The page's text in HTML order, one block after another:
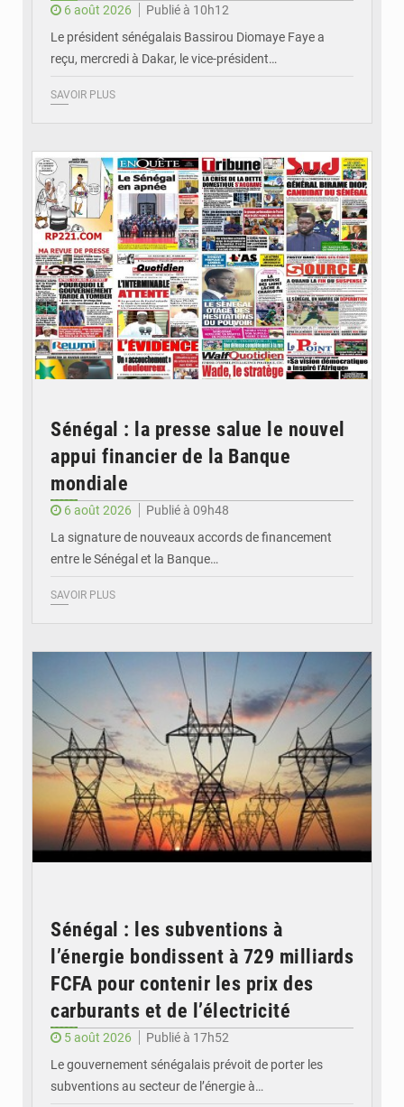
6 août 2026
Publié à 10h12
Le président sénégalais Bassirou Diomaye Faye a
reçu, mercredi à Dakar, le vice-président…
SAVOIR PLUS
Sénégal : la presse salue le nouvel
appui financier de la Banque
mondiale
6 août 2026
Publié à 09h48
La signature de nouveaux accords de financement
entre le Sénégal et la Banque…
SAVOIR PLUS
Sénégal : les subventions à
l’énergie bondissent à 729 milliards
FCFA pour contenir les prix des
carburants et de l’électricité
5 août 2026
Publié à 17h52
Le gouvernement sénégalais prévoit de porter les
subventions au secteur de l’énergie à…